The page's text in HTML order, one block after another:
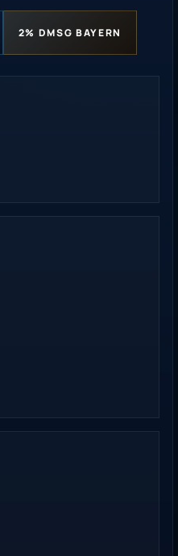
2% DMSG BAYERN